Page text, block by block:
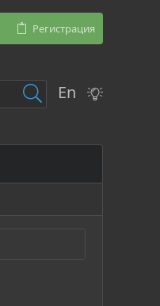
Регистрация
En